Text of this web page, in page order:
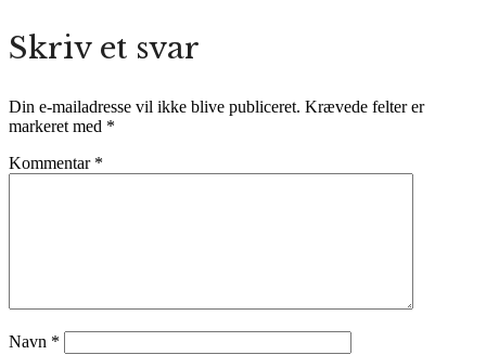
Skriv et svar
Din e-mailadresse vil ikke blive publiceret. Krævede felter er
markeret med *
Kommentar *
Navn *